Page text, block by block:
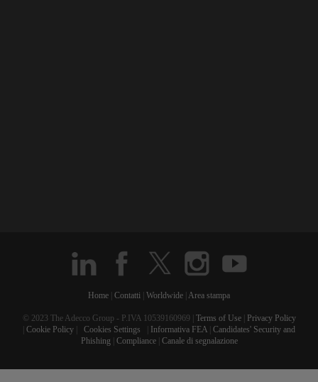
Home Contatti Worldwide Area stampa
© 2023 The Adecco Group - P.IVA 10539160969 | Terms of Use|
Privacy Policy
Cookie Policy Cookies Settings Informativa FEA Candidates' Security and
Phishing
Compliance| Canale di segnalazione